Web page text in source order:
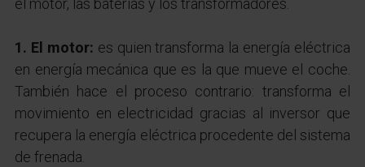
el motor, las baterías y los transformadores.
1. El motor: es quien transforma la energía eléctrica
en energía mecánica que es la que mueve el coche.
También hace el proceso contrario: transforma el
movimiento en electricidad gracias al inversor que
recupera la energía eléctrica procedente del sistema
de frenada.